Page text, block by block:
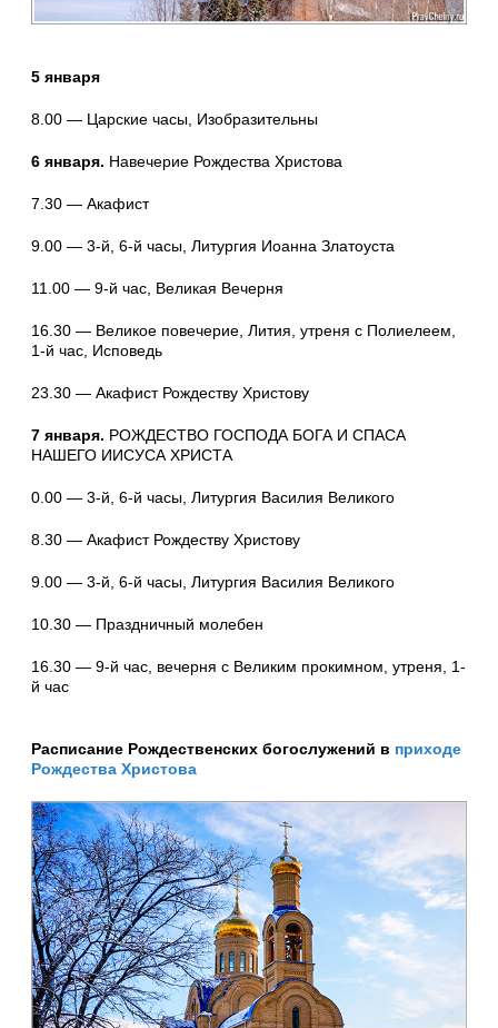
5 января
8.00 — Царские часы, Изобразительны
6 января. Навечерие Рождества Христова
7.30 — Акафист
9.00 — 3-й, 6-й часы, Литургия Иоанна Златоуста
11.00 — 9-й час, Великая Вечерня
16.30 — Великое повечерие, Лития, утреня с Полиелеем,
1-й час, Исповедь
23.30 — Акафист Рождеству Христову
7 января. РОЖДЕСТВО ГОСПОДА БОГА И СПАСА
НАШЕГО ИИСУСА ХРИСТА
0.00 — 3-й, 6-й часы, Литургия Василия Великого
8.30 — Акафист Рождеству Христову
9.00 — 3-й, 6-й часы, Литургия Василия Великого
10.30 — Праздничный молебен
16.30 — 9-й час, вечерня с Великим прокимном, утреня, 1-
й час
Расписание Рождественских богослужений в приходе
Рождества Христова